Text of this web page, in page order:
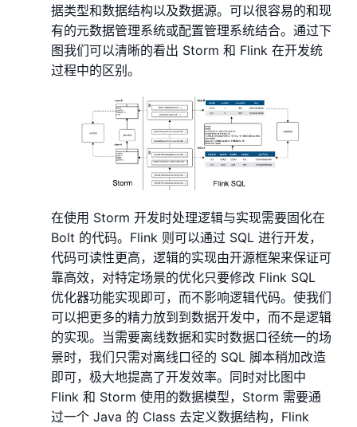
据类型和数据结构以及数据源。可以很容易的和现
有的元数据管理系统或配置管理系统结合。通过下
图我们可以清晰的看出 Storm 和 Flink 在开发统
过程中的区别。
在使用 Storm 开发时处理逻辑与实现需要固化在
Bolt 的代码。Flink 则可以通过 SQL 进行开发，
代码可读性更高，逻辑的实现由开源框架来保证可
靠高效，对特定场景的优化只要修改 Flink SQL
优化器功能实现即可，而不影响逻辑代码。使我们
可以把更多的精力放到到数据开发中，而不是逻辑
的实现。当需要离线数据和实时数据口径统一的场
景时，我们只需对离线口径的 SQL 脚本稍加改造
即可，极大地提高了开发效率。同时对比图中
Flink 和 Storm 使用的数据模型，Storm 需要通
过一个 Java 的 Class 去定义数据结构，Flink